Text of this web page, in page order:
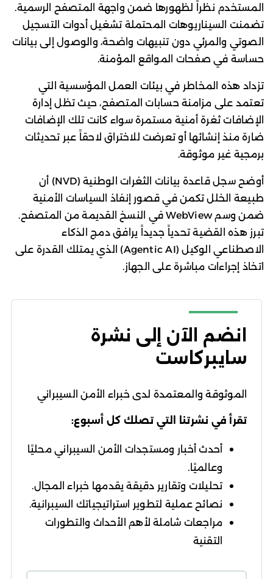
المستخدم نظراً لظهورها ضمن واجهة المتصفح الرسمية.
تضمنت السيناريوهات المحتملة تشغيل أدوات التسجيل
الصوتي والمرئي دون تنبيهات واضحة، والوصول إلى بيانات
حساسة في صفحات المواقع المؤمنة.
تزداد هذه المخاطر في بيئات العمل المؤسسية التي
تعتمد على مزامنة حسابات المتصفح، حيث تظل إدارة
الإضافات ثغرة أمنية مستمرة سواء كانت تلك الإضافات
ضارة منذ إنشائها أو تعرضت للاختراق لاحقاً عبر تحديثات
برمجية غير موثوقة.
أوضح سجل قاعدة بيانات الثغرات الوطنية (NVD) أن
طبيعة الخلل تكمن في قصور إنفاذ السياسات الأمنية
ضمن وسم WebView في النسخ القديمة من المتصفح.
تبرز هذه القضية تحدياً جديداً يرافق دمج الذكاء
الاصطناعي الوكيل (Agentic AI) الذي يمتلك القدرة على
اتخاذ إجراءات مباشرة على الجهاز.
انضم الآن إلى نشرة
سايبركاست
الموثوقة والمعتمدة لدى خبراء الأمن السيبراني
تقرأ في نشرتنا التي تصلك كل أسبوع:
أحدث أخبار ومستجدات الأمن السيبراني محليًا
وعالميًا.
تحليلات وتقارير دقيقة يقدمها خبراء المجال.
نصائح عملية لتطوير استراتيجياتك السيبرانية.
مراجعات شاملة لأهم الأحداث والتطورات
التقنية